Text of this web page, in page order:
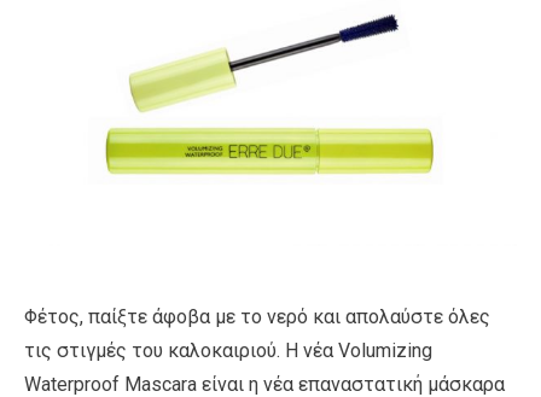
Φέτος, παίξτε άφοβα με το νερό και απολαύστε όλες
τις στιγμές του καλοκαιριού. Η νέα Volumizing
Waterproof Mascara είναι η νέα επαναστατική μάσκαρα